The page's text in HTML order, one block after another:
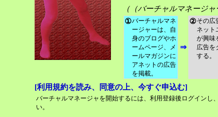
（（バーチャルマネージ
①バーチャルマネ
ージャーは、自
身のブログやホ
ームページ、メ
ールマガジンに
アネットの広告
を掲載。
⇒
②その広
ネット
が興味
広告を
する。
[利用規約を読み、同意の上、今すぐ申込む]
バーチャルマネージャを開始するには、利用登録後ログイン
い。